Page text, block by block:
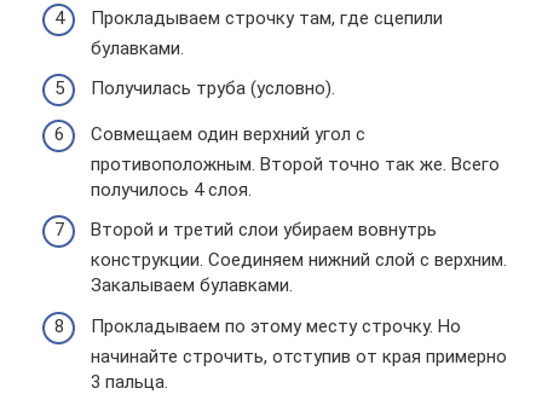
Прокладываем строчку там, где сцепили
булавками.
Получилась труба (условно).
Совмещаем один верхний угол с
противоположным. Второй точно так же. Всего
получилось 4 слоя.
Второй и третий слои убираем вовнутрь
конструкции. Соединяем нижний слой с верхним.
Закалываем булавками.
Прокладываем по этому месту строчку. Но
начинайте строчить, отступив от края примерно
3 пальца.